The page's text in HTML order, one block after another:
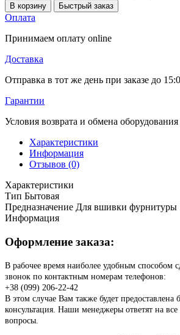
В корзину
Быстрый заказ
Оплата
Принимаем оплату online
Доставка
Отправка в тот же день при заказе до
Гарантии
Условия возврата и обмена оборудования
Характеристики
Информация
Отзывов (0)
Характеристики
Тип Бытовая
Предназначение Для вшивки фурнитуры
Информация
Оформление заказа:
В рабочее время наиболее удобным способом
звонок по контактным номерам телефонов:
+38 (099) 206-22-42
В этом случае Вам также будет предоставлена
консультация. Наши менеджеры ответят на
вопросы.